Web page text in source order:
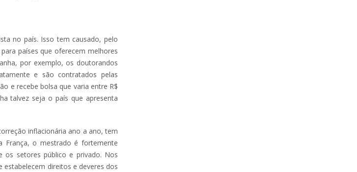
no país. Isso tem causado, pelo
países que oferecem melhores
por exemplo, os doutorandos
e são contratados pelas
e recebe bolsa que varia entre R$
talvez seja o país que apresenta
inflacionária ano a ano, tem
França, o mestrado é fortemente
os setores público e privado. Nos
estabelecem direitos e deveres dos